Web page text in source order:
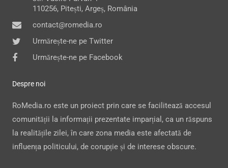
110256, Pitești, Argeș, România
contact@romedia.ro
Urmărește-ne pe Twitter
Urmărește-ne pe Facebook
Despre noi
RoMedia.ro este un proiect prin care se facilitează accesul
comunității la informații prezentate imparțial, ca un răspuns
la realitățile zilei, în care zona media este afectată de
influența politicului, de corupție și de interese obscure.